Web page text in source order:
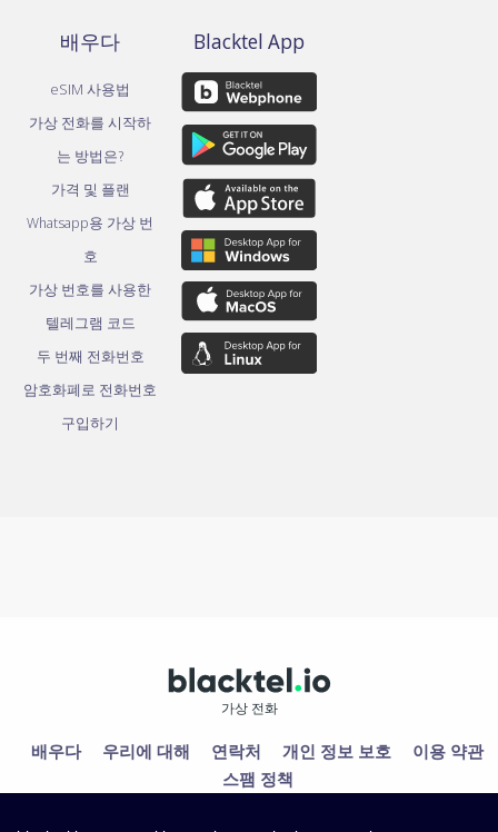
배우다
eSIM 사용법
가상 전화를 시작하
는 방법은?
가격 및 플랜
Whatsapp용 가상 번
호
가상 번호를 사용한
텔레그램 코드
두 번째 전화번호
암호화폐로 전화번호
구입하기
Blacktel App
가상 전화
배우다 우리에 대해 연락처 개인 정보 보호
이용 약관
스팸 정책